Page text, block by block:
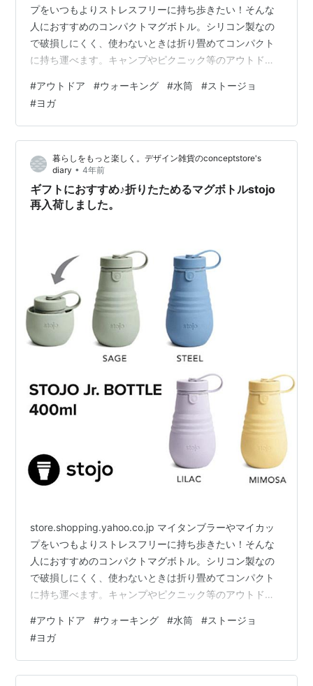
プをいつもよりストレスフリーに持ち歩きたい！そんな
人におすすめのコンパクトマグボトル。シリコン製なの
で破損しにくく、使わないときは折り畳めてコンパクト
に持ち運べます。キャンプやピクニック等のアウトドア
store.shopping.yahoo.co.jp ムーミンの世界が楽しめる
小さなマグボトルが新入荷しました。 ポケットにすっぽ
り入る約140mlのコンパクトサイズのマグボトルはカバ
ンに入れても邪魔にならない大きさ。ちょっとしたお散
歩や、ベッドサイドのお薬用のお水入れにもぴ…
#アウトドア #ウォーキング #水筒 #ストージョ
#ヨガ
暮らしをもっと楽しく。デザイン雑貨のconceptstore's
diary • 4年前
ギフトにおすすめ♪折りたためるマグボトルstojo
再入荷しました。
store.shopping.yahoo.co.jp マイタンブラーやマイカッ
プをいつもよりストレスフリーに持ち歩きたい！そんな
人におすすめのコンパクトマグボトル。シリコン製なの
で破損しにくく、使わないときは折り畳めてコンパクト
に持ち運べます。キャンプやピクニック等のアウトドア
store.shopping.yahoo.co.jp ムーミンの世界が楽しめる
小さなマグボトルが新入荷しました。 ポケットにすっぽ
り入る約140mlのコンパクトサイズのマグボトルはカバ
ンに入れても邪魔にならない大きさ。ちょっとしたお散
#アウトドア #ウォーキング #水筒 #ストージョ
#ヨガ